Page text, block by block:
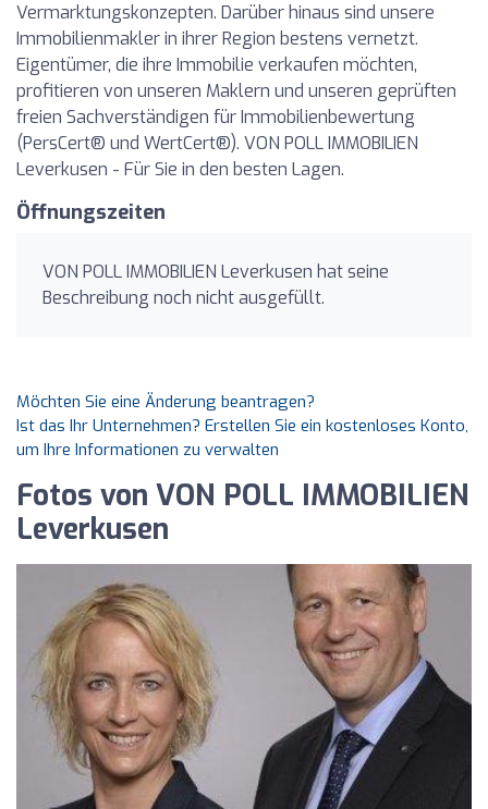
Vermarktungskonzepten. Darüber hinaus sind unsere
Immobilienmakler in ihrer Region bestens vernetzt.
Eigentümer, die ihre Immobilie verkaufen möchten,
profitieren von unseren Maklern und unseren geprüften
freien Sachverständigen für Immobilienbewertung
(PersCert® und WertCert®). VON POLL IMMOBILIEN
Leverkusen - Für Sie in den besten Lagen.
Öffnungszeiten
VON POLL IMMOBILIEN Leverkusen hat seine
Beschreibung noch nicht ausgefüllt.
Möchten Sie eine Änderung beantragen?
Ist das Ihr Unternehmen? Erstellen Sie ein kostenloses Konto,
um Ihre Informationen zu verwalten
Fotos von VON POLL IMMOBILIEN
Leverkusen